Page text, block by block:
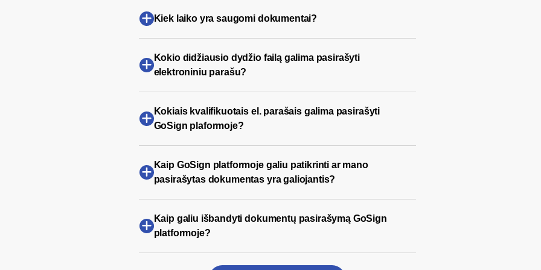
Kiek laiko yra saugomi dokumentai?
Kokio didžiausio dydžio failą galima pasirašyti
elektroniniu parašu?
Kokiais kvalifikuotais el. parašais galima pasirašyti
GoSign plaformoje?
Kaip GoSign platformoje galiu patikrinti ar mano
pasirašytas dokumentas yra galiojantis?
Kaip galiu išbandyti dokumentų pasirašymą GoSign
platformoje?